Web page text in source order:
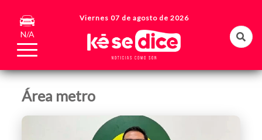
N/A
Viernes 07 de agosto de 2026
Área metro